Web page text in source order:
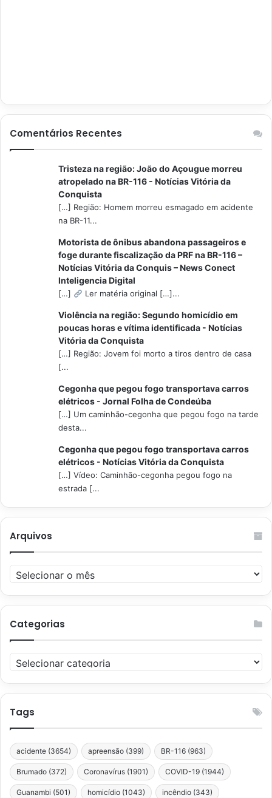
Comentários Recentes
Tristeza na região: João do Açougue morreu
atropelado na BR-116 - Notícias Vitória da
Conquista
[…] Região: Homem morreu esmagado em acidente
na BR-11...
Motorista de ônibus abandona passageiros e
foge durante fiscalização da PRF na BR-116 –
Notícias Vitória da Conquis – News Conect
Inteligencia Digital
[…] Ler matéria original […]...
Violência na região: Segundo homicídio em
poucas horas e vítima identificada - Notícias
Vitória da Conquista
[…] Região: Jovem foi morto a tiros dentro de casa
[...
Cegonha que pegou fogo transportava carros
elétricos - Jornal Folha de Condeúba
[…] Um caminhão-cegonha que pegou fogo na tarde
desta...
Cegonha que pegou fogo transportava carros
elétricos - Notícias Vitória da Conquista
[…] Vídeo: Caminhão-cegonha pegou fogo na
estrada [...
Arquivos
Arquivos
Categorias
Categorias
Tags
acidente (3654) apreensão (399) BR-116 (963)
Brumado (372) Coronavírus (1901) COVID-19 (1944)
Guanambi (501) homicídio (1043) incêndio (343)